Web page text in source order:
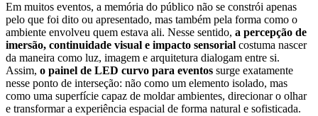
Em muitos eventos, a memória do público não se constrói apenas
pelo que foi dito ou apresentado, mas também pela forma como o
ambiente envolveu quem estava ali. Nesse sentido, a percepção de
imersão, continuidade visual e impacto sensorial costuma nascer
da maneira como luz, imagem e arquitetura dialogam entre si.
Assim, o painel de LED curvo para eventos surge exatamente
nesse ponto de interseção: não como um elemento isolado, mas
como uma superfície capaz de moldar ambientes, direcionar o olhar
e transformar a experiência espacial de forma natural e sofisticada.